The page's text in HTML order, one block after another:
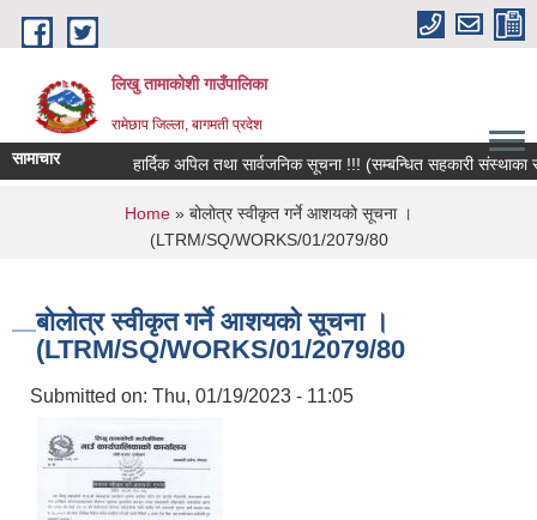
Skip to main content
लिखु तामाकोशी गाउँपालिका
रामेछाप जिल्ला, बागमती प्रदेश
सामाचार हार्दिक अपिल तथा सार्वजनिक सूचना !!! (सम्बन्धित सहकारी संस्थाका
You are here
Home » बोलोत्र स्वीकृत गर्ने आशयको सूचना ।
(LTRM/SQ/WORKS/01/2079/80
बोलोत्र स्वीकृत गर्ने आशयको सूचना ।
(LTRM/SQ/WORKS/01/2079/80
Submitted on: Thu, 01/19/2023 - 11:05